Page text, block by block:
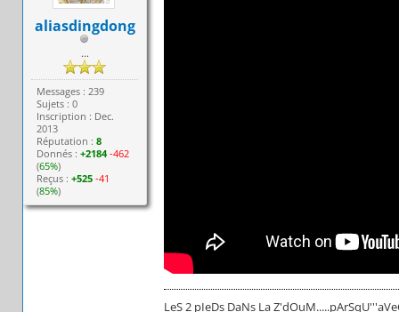
aliasdingdong
...
Messages : 239
Sujets : 0
Inscription : Dec.
2013
Réputation :8
Donnés :+2184 -462
(65%)
Reçus :+525 -41
(85%)
LeS 2 pIeDs DaNs La